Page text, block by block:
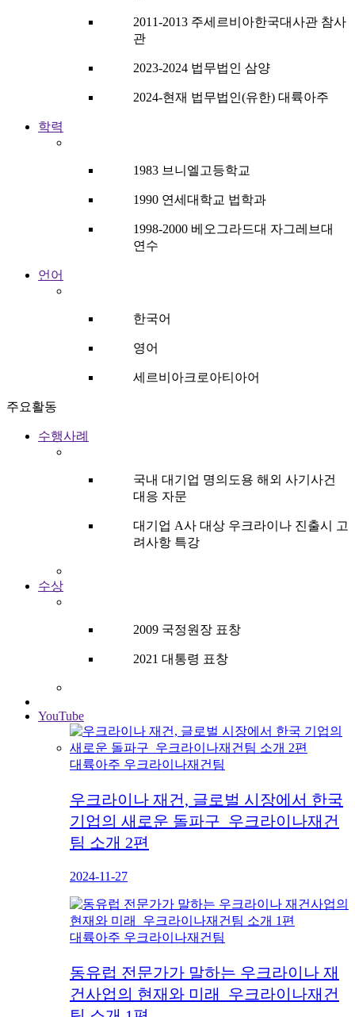
2011-2013 주세르비아한국대사관 참사
관
2023-2024 법무법인 삼양
2024-현재 법무법인(유한) 대륙아주
학력
1983 브니엘고등학교
1990 연세대학교 법학과
1998-2000 베오그라드대 자그레브대
연수
언어
한국어
영어
세르비아크로아티아어
주요활동
수행사례
국내 대기업 명의도용 해외 사기사건
대응 자문
대기업 A사 대상 우크라이나 진출시 고
려사항 특강
수상
2009 국정원장 표창
2021 대통령 표창
YouTube
대륙아주 우크라이나재건팀
우크라이나 재건, 글로벌 시장에서 한국
기업의 새로운 돌파구_우크라이나재건
팀 소개 2편
2024-11-27
대륙아주 우크라이나재건팀
동유럽 전문가가 말하는 우크라이나 재
건사업의 현재와 미래_우크라이나재건